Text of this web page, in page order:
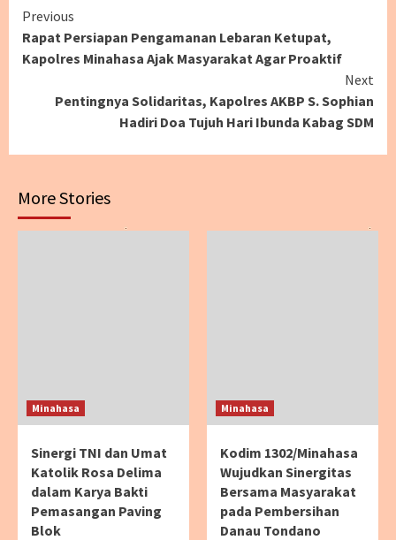
Continue
Reading
Previous
Rapat Persiapan Pengamanan Lebaran Ketupat,
Kapolres Minahasa Ajak Masyarakat Agar Proaktif
Next
Pentingnya Solidaritas, Kapolres AKBP S. Sophian
Hadiri Doa Tujuh Hari Ibunda Kabag SDM
More Stories
Minahasa
Sinergi TNI dan Umat
Katolik Rosa Delima
dalam Karya Bakti
Pemasangan Paving
Blok
Minahasa
Kodim 1302/Minahasa
Wujudkan Sinergitas
Bersama Masyarakat
pada Pembersihan
Danau Tondano